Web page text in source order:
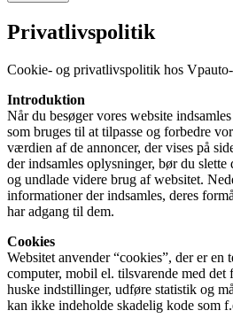
Privatlivspolitik
Cookie- og privatlivspolitik hos
Introduktion
Når du besøger vores website
som bruges til at tilpasse og forbedre
værdien af de annoncer, der vises på
der indsamles oplysninger, bør du
og undlade videre brug af websitet.
informationer der indsamles, deres
har adgang til dem.
Cookies
Websitet anvender “cookies”, der er en
computer, mobil el. tilsvarende med det
huske indstillinger, udføre statistik og
kan ikke indeholde skadelig kode som